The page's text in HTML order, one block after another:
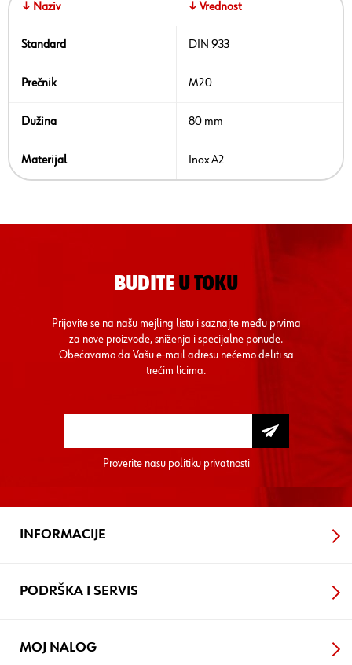
↓ Naziv ↓ Vrednost
Standard DIN 933
Prečnik M20
Dužina 80 mm
Materijal Inox A2
BUDITE U TOKU
Prijavite se na našu mejling listu i saznajte među prvima
za nove proizvode, sniženja i specijalne ponude.
Obećavamo da Vašu e-mail adresu nećemo deliti sa
trećim licima.
Proverite nasu politiku privatnosti
INFORMACIJE
PODRŠKA I SERVIS
MOJ NALOG